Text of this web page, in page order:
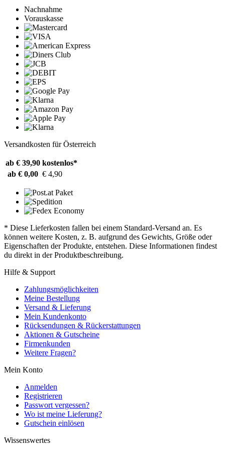
Nachnahme
Vorauskasse
Versandkosten für Österreich
ab € 39,90 kostenlos*
ab € 0,00 € 4,90
* Diese Lieferkosten fallen bei einem Standard-Versand an. Es
können weitere Kosten, z. B. aufgrund des Gewichts, Größe oder
Eigenschaften der Produkte, entstehen. Diese Informationen findest
du direkt in der Produktbeschreibung.
Hilfe & Support
Zahlungsmöglichkeiten
Meine Bestellung
Versand & Lieferung
Mein Kundenkonto
Rücksendungen & Rückerstattungen
Aktionen & Gutscheine
Firmenkunden
Weitere Fragen?
Mein Konto
Anmelden
Registrieren
Passwort vergessen?
Wo ist meine Lieferung?
Gutschein einlösen
Wissenswertes